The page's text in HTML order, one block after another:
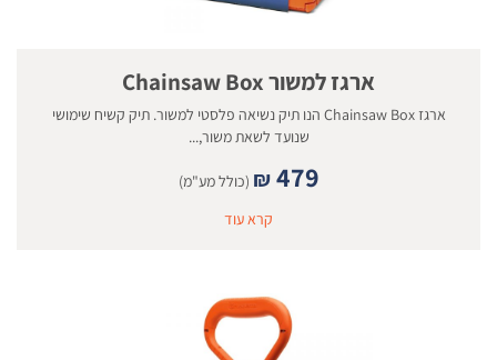
ארגז למשור Chainsaw Box
ארגז Chainsaw Box הנו תיק נשיאה פלסטי למשור. תיק קשיח שימושי
שנועד לשאת משור,...
₪ 479
(כולל מע"מ)
קרא עוד